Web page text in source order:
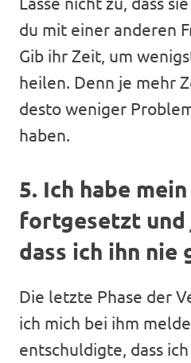
du mit einer anderen
Gib ihr Zeit, um
heilen. Denn je mehr
desto weniger
haben.
5. Ich habe
fortgesetzt
dass ich ihn nie
Die letzte Phase der
ich mich bei ihm
entschuldigte, dass